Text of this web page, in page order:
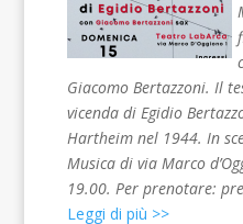
Giacomo Bertazzoni. Il
vicenda di Egidio
Hartheim nel 1944. In
Musica di via Marco
19.00. Per prenotare:
Leggi di più >>